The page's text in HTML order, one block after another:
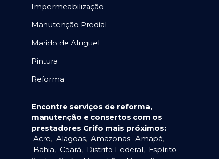
Impermeabilização
Manutenção Predial
Marido de Aluguel
Pintura
Reforma
Encontre serviços de reforma,
manutenção e consertos com os
prestadores Grifo mais próximos:
Acre, Alagoas, Amazonas, Amapá,
Bahia, Ceará, Distrito Federal, Espírito